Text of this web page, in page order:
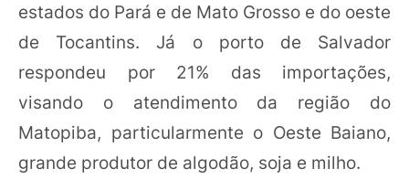
estados do Pará e de Mato Grosso e do oeste
de Tocantins. Já o porto de Salvador
respondeu por 21% das importações,
visando o atendimento da região do
Matopiba, particularmente o Oeste Baiano,
grande produtor de algodão, soja e milho.